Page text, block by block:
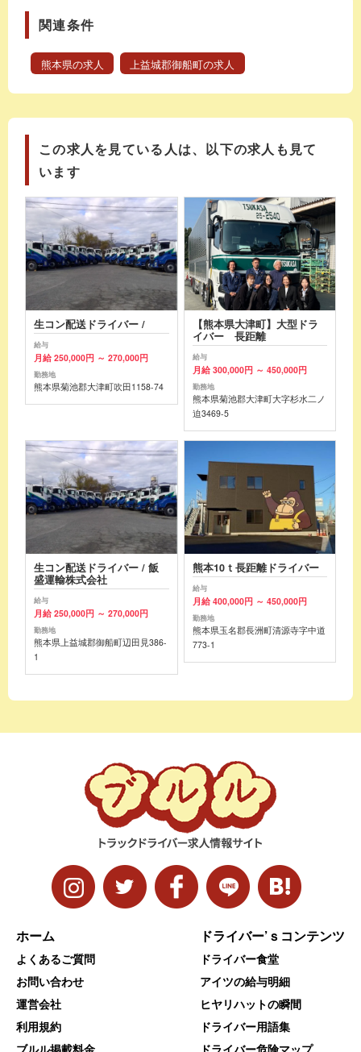
関連条件
熊本県の求人 上益城郡御船町の求人
この求人を見ている人は、以下の求人も見て
います
生コン配送ドライバー /
給与
月給 250,000円 ～ 270,000円
勤務地
熊本県菊池郡大津町吹田1158-74
【熊本県大津町】大型ドラ
イバー 長距離
給与
月給 300,000円 ～ 450,000円
勤務地
熊本県菊池郡大津町大字杉水二ノ
迫3469-5
生コン配送ドライバー / 飯
盛運輸株式会社
給与
月給 250,000円 ～ 270,000円
勤務地
熊本県上益城郡御船町辺田見386-
1
熊本10ｔ長距離ドライバー
給与
月給 400,000円 ～ 450,000円
勤務地
熊本県玉名郡長洲町清源寺字中道
773-1
ホーム
よくあるご質問
お問い合わせ
運営会社
利用規約
ブルル掲載料金
ドライバー’ｓコンテンツ
ドライバー食堂
アイツの給与明細
ヒヤリハットの瞬間
ドライバー用語集
ドライバー危険マップ